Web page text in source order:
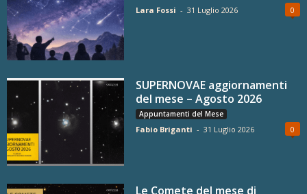
Lara Fossi - 31 Luglio 2026 0
SUPERNOVAE aggiornamenti
del mese – Agosto 2026
Appuntamenti del Mese
Fabio Briganti - 31 Luglio 2026 0
Le Comete del mese di